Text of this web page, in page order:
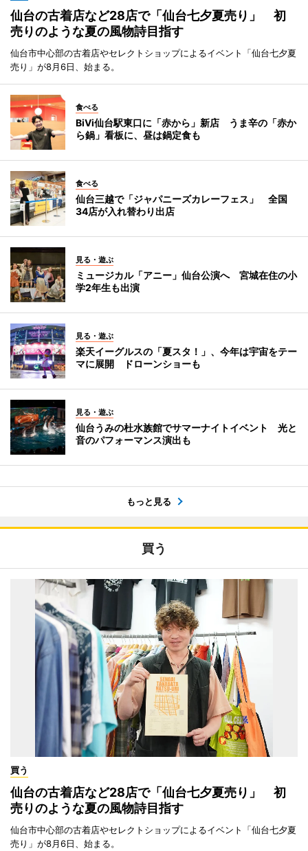
仙台の古着店など28店で「仙台七夕夏売り」 初
売りのような夏の風物詩目指す
仙台市中心部の古着店やセレクトショップによるイベント「仙台七夕夏
売り」が8月6日、始まる。
食べる
BiVi仙台駅東口に「赤から」新店 うま辛の「赤か
ら鍋」看板に、昼は鍋定食も
食べる
仙台三越で「ジャパニーズカレーフェス」 全国
34店が入れ替わり出店
見る・遊ぶ
ミュージカル「アニー」仙台公演へ 宮城在住の小
学2年生も出演
見る・遊ぶ
楽天イーグルスの「夏スタ！」、今年は宇宙をテー
マに展開 ドローンショーも
見る・遊ぶ
仙台うみの杜水族館でサマーナイトイベント 光と
音のパフォーマンス演出も
もっと見る
買う
買う
仙台の古着店など28店で「仙台七夕夏売り」 初
売りのような夏の風物詩目指す
仙台市中心部の古着店やセレクトショップによるイベント「仙台七夕夏
売り」が8月6日、始まる。